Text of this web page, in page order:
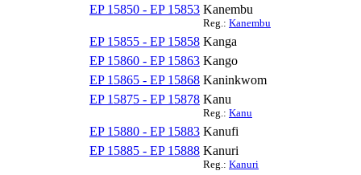
EP 15850 - EP 15853 Kanembu
Reg.: Kanembu
EP 15855 - EP 15858 Kanga
EP 15860 - EP 15863 Kango
EP 15865 - EP 15868 Kaninkwom
EP 15875 - EP 15878 Kanu
Reg.: Kanu
EP 15880 - EP 15883 Kanufi
EP 15885 - EP 15888 Kanuri
Reg.: Kanuri